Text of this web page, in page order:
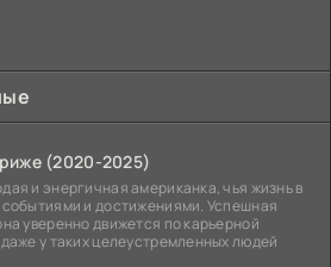
(2020-2025)
и энергичная американка, чья жизнь в
событиями и достижениями. Успешная
уверенно движется по карьерной
у таких целеустремленных людей